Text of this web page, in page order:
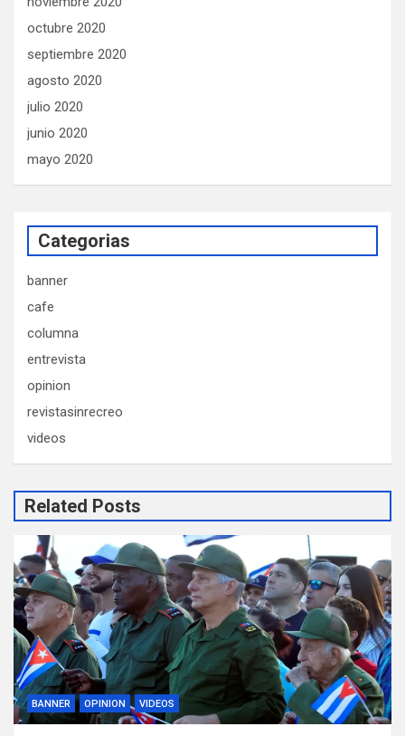
octubre 2020
septiembre 2020
agosto 2020
julio 2020
junio 2020
mayo 2020
Categorias
banner
cafe
columna
entrevista
opinion
revistasinrecreo
videos
Related Posts
BANNER OPINION VIDEOS